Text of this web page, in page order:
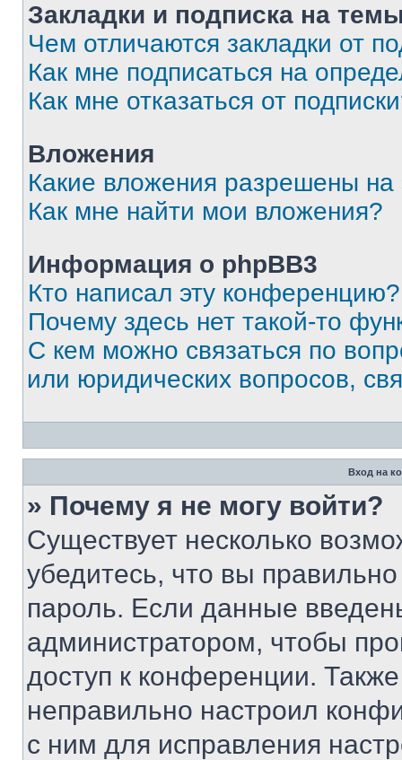
Закладки и подписка на
Чем отличаются закладки от
Как мне подписаться на
Как мне отказаться от
Вложения
Какие вложения разрешены
Как мне найти мои вложения?
Информация о phpBB3
Кто написал эту конференцию?
Почему здесь нет такой-то
С кем можно связаться по
или юридических вопросов,
Вход на
» Почему я не могу войти?
Существует несколько
убедитесь, что вы
пароль. Если данные
администратором, чтобы
доступ к конференции.
неправильно настроил
с ним для исправления